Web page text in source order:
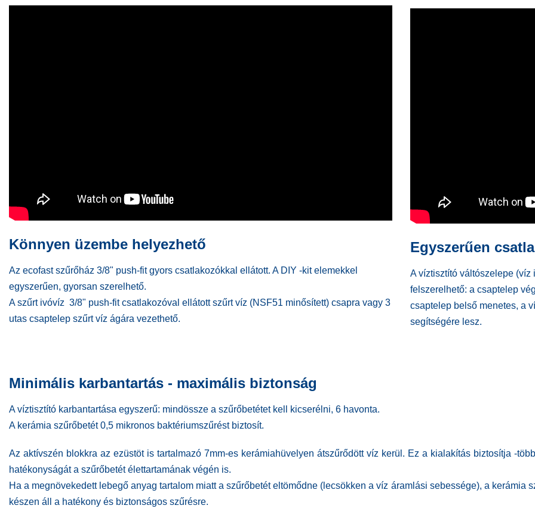
Könnyen üzembe helyezhető
Az ecofast szűrőház 3/8" push-fit gyors csatlakozókkal ellátott. A DIY -kit elemekkel
egyszerűen, gyorsan szerelhető.
A szűrt ivóvíz 3/8" push-fit csatlakozóval ellátott szűrt víz (NSF51 minősített) csapra vagy 3
utas csaptelep szűrt víz ágára vezethető.
Egyszerűen
A víztisztító váltószelepe
felszerelhető: a csaptelep
csaptelep belső menetes, a
segítségére lesz.
Minimális karbantartás - maximális biztonság
A víztisztító karbantartása egyszerű: mindössze a szűrőbetétet kell kicserélni, 6 havonta.
A kerámia szűrőbetét 0,5 mikronos baktériumszűrést biztosít.
Az aktívszén blokkra az ezüstöt is tartalmazó 7mm-es kerámiahüvelyen átszűrődött víz kerül. Ez a kialakítás biztosítja -
hatékonyságát a szűrőbetét élettartamának végén is.
Ha a megnövekedett lebegő anyag tartalom miatt a szűrőbetét eltömődne (lecsökken a víz áramlási sebessége), a kerámia
készen áll a hatékony és biztonságos szűrésre.